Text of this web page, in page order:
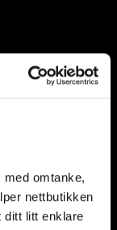
omtanke,
nettbutikken
ditt litt enklare